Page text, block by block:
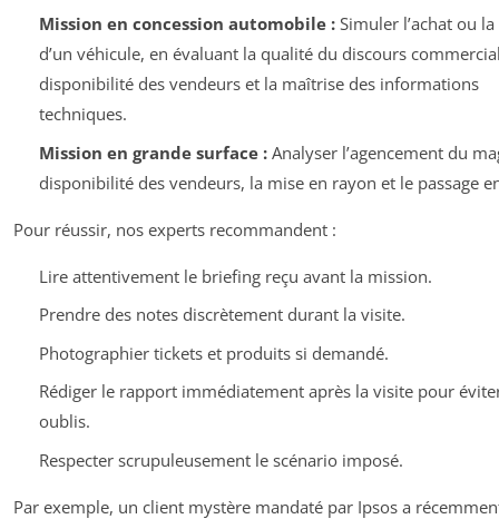
Mission en concession automobile :Simuler l’achat ou
d’un véhicule, en évaluant la qualité du discours
disponibilité des vendeurs et la maîtrise des informations
techniques.
Mission en grande surface :Analyser l’agencement du
disponibilité des vendeurs, la mise en rayon et le passage
Pour réussir, nos experts recommandent :
Lire attentivement le briefing reçu avant la mission.
Prendre des notes discrètement durant la visite.
Photographier tickets et produits si demandé.
Rédiger le rapport immédiatement après la visite pour
oublis.
Respecter scrupuleusement le scénario imposé.
Par exemple, un client mystère mandaté par Ipsos a